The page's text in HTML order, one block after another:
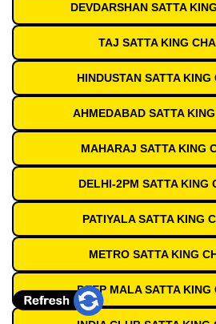
DEVDARSHAN SATTA
TAJ SATTA KING
HINDUSTAN SATTA KING
AHMEDABAD SATTA
MAHARAJ SATTA KING
DELHI-2PM SATTA KING
PATIYALA SATTA KING
METRO SATTA KING
DEEP MALA SATTA KING